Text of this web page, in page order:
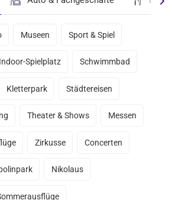
Museen Sport & Spiel
Indoor-Spielplatz Schwimmbad
Kletterpark Städtereisen
Theater & Shows Messen
Zirkusse Concerten
Nikolaus